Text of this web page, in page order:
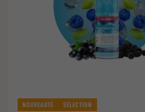
NOUVEAUTÉ SÉLECTION